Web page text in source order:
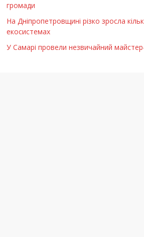
громади
На Дніпропетровщині різко зросла
екосистемах
У Самарі провели незвичайний